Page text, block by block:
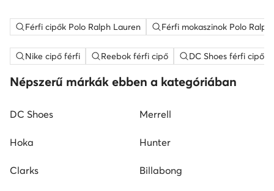
Férfi cipők Polo Ralph Lauren Férfi mokaszinok Polo
Nike cipő férfi Reebok férfi cipő DC Shoes férfi cipő
Népszerű márkák ebben a kategóriában
DC Shoes Merrell
Hoka Hunter
Clarks Billabong